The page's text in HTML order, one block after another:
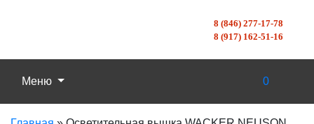
8 (846) 277-17-78
8 (917) 162-51-16
Меню 0